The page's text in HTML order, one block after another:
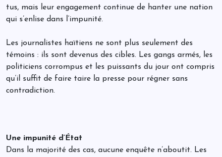
tus, mais leur engagement continue de hanter une nation
qui s’enlise dans l’impunité.
Les journalistes haïtiens ne sont plus seulement des
témoins : ils sont devenus des cibles. Les gangs armés, les
politiciens corrompus et les puissants du jour ont compris
qu’il suffit de faire taire la presse pour régner sans
contradiction.
Une impunité d’État
Dans la majorité des cas, aucune enquête n’aboutit. Les